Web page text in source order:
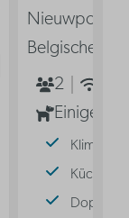
Nieuwpoort ,
Belgische
2
Einige
Küche